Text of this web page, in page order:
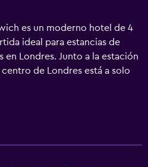
es un moderno hotel de 4
ideal para estancias de
Londres. Junto a la estación
de Londres está a solo
vibrantes y atracciones
del O2 Arena, un espacio de